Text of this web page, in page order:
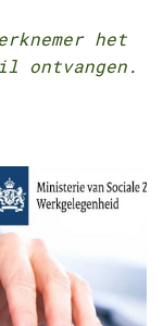
het
ontvangen.